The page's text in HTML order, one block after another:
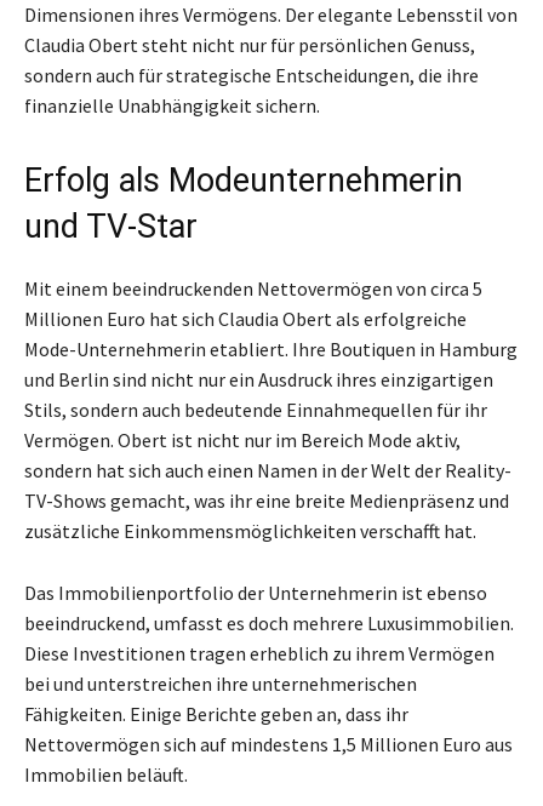
Dimensionen ihres Vermögens. Der elegante Lebensstil von
Claudia Obert steht nicht nur für persönlichen Genuss,
sondern auch für strategische Entscheidungen, die ihre
finanzielle Unabhängigkeit sichern.
Erfolg als Modeunternehmerin
und TV-Star
Mit einem beeindruckenden Nettovermögen von circa 5
Millionen Euro hat sich Claudia Obert als erfolgreiche
Mode-Unternehmerin etabliert. Ihre Boutiquen in Hamburg
und Berlin sind nicht nur ein Ausdruck ihres einzigartigen
Stils, sondern auch bedeutende Einnahmequellen für ihr
Vermögen. Obert ist nicht nur im Bereich Mode aktiv,
sondern hat sich auch einen Namen in der Welt der Reality-
TV-Shows gemacht, was ihr eine breite Medienpräsenz und
zusätzliche Einkommensmöglichkeiten verschafft hat.
Das Immobilienportfolio der Unternehmerin ist ebenso
beeindruckend, umfasst es doch mehrere Luxusimmobilien.
Diese Investitionen tragen erheblich zu ihrem Vermögen
bei und unterstreichen ihre unternehmerischen
Fähigkeiten. Einige Berichte geben an, dass ihr
Nettovermögen sich auf mindestens 1,5 Millionen Euro aus
Immobilien beläuft.